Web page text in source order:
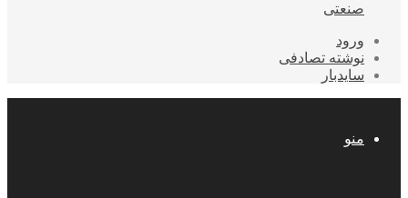
صنعتی
ورود
نوشته تصادفی
سایدبار
منو